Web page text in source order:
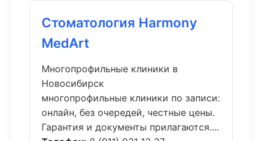
Стоматология Harmony
MedArt
Многопрофильные клиники в
Новосибирск
многопрофильные клиники по записи:
онлайн, без очередей, честные цены.
Гарантия и документы прилагаются....